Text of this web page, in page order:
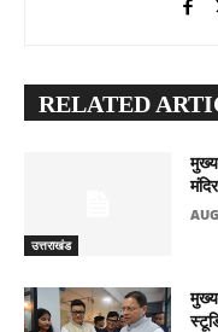
RELATED
उत्तराखंड